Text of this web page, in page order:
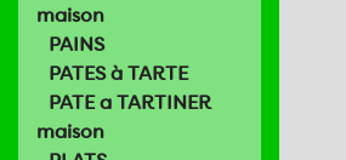
maison
PAINS
PATES à TARTE
PATE a TARTINER
maison